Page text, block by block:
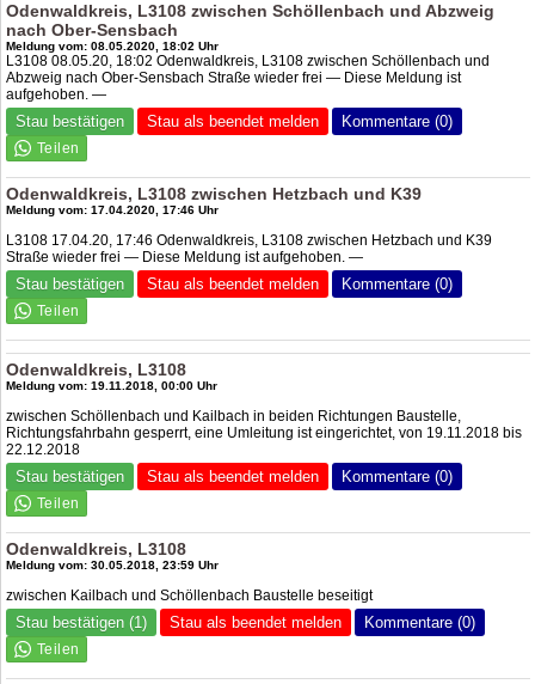
Odenwaldkreis, L3108 zwischen Schöllenbach und Abzweig
nach Ober-Sensbach
Meldung vom: 08.05.2020, 18:02 Uhr
L3108 08.05.20, 18:02 Odenwaldkreis, L3108 zwischen Schöllenbach und
Abzweig nach Ober-Sensbach Straße wieder frei — Diese Meldung ist
aufgehoben. —
Stau bestätigen Stau als beendet melden Kommentare (0)
Odenwaldkreis, L3108 zwischen Hetzbach und K39
Meldung vom: 17.04.2020, 17:46 Uhr
L3108 17.04.20, 17:46 Odenwaldkreis, L3108 zwischen Hetzbach und K39
Straße wieder frei — Diese Meldung ist aufgehoben. —
Stau bestätigen Stau als beendet melden Kommentare (0)
Odenwaldkreis, L3108
Meldung vom: 19.11.2018, 00:00 Uhr
zwischen Schöllenbach und Kailbach in beiden Richtungen Baustelle,
Richtungsfahrbahn gesperrt, eine Umleitung ist eingerichtet, von 19.11.2018 bis
22.12.2018
Stau bestätigen Stau als beendet melden Kommentare (0)
Odenwaldkreis, L3108
Meldung vom: 30.05.2018, 23:59 Uhr
zwischen Kailbach und Schöllenbach Baustelle beseitigt
Stau bestätigen (1) Stau als beendet melden Kommentare (0)